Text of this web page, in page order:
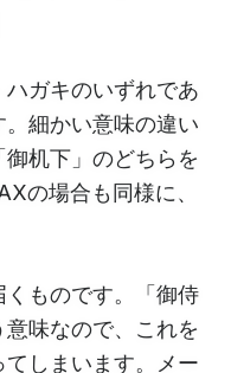
ガキのいずれであ
細かい意味の違い
机下」のどちらを
の場合も同様に、
ものです。「御侍
味なので、これを
しまいます。メー